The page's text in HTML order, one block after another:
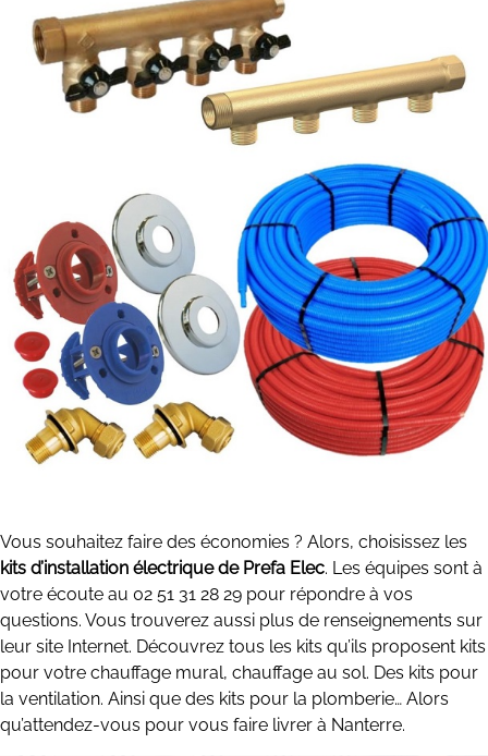
Vous souhaitez faire des économies ? Alors, choisissez les
kits d’installation électrique de Prefa Elec. Les équipes sont à
votre écoute au 02 51 31 28 29 pour répondre à vos
questions. Vous trouverez aussi plus de renseignements sur
leur site Internet. Découvrez tous les kits qu’ils proposent kits
pour votre chauffage mural, chauffage au sol. Des kits pour
la ventilation. Ainsi que des kits pour la plomberie… Alors
qu’attendez-vous pour vous faire livrer à Nanterre.